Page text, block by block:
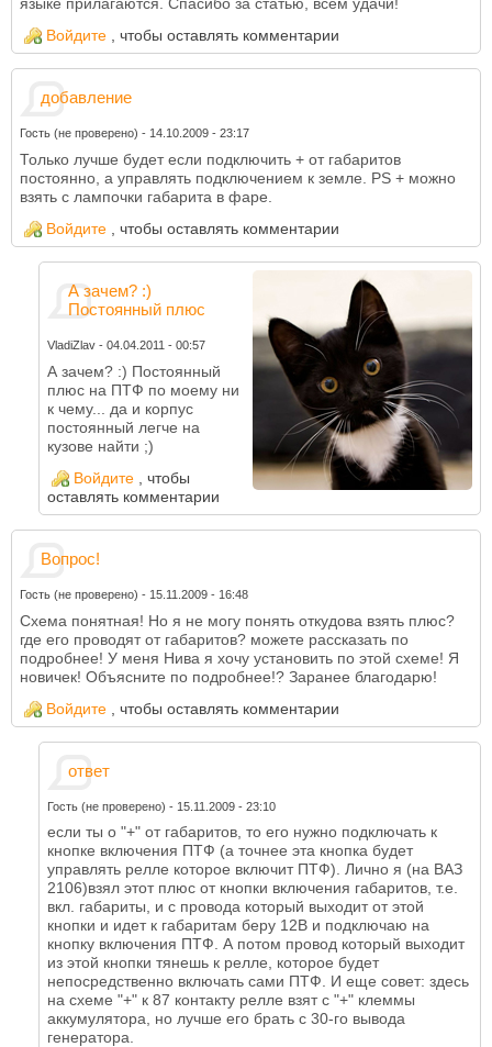
языке прилагаются. Спасибо за статью, всем удачи!
Войдите
, чтобы оставлять комментарии
добавление
Гость (не проверено) - 14.10.2009 - 23:17
Только лучше будет если подключить + от габаритов
постоянно, а управлять подключением к земле. PS + можно
взять с лампочки габарита в фаре.
Войдите
, чтобы оставлять комментарии
А зачем? :)
Постоянный плюс
VladiZlav- 04.04.2011 - 00:57
А зачем? :) Постоянный
плюс на ПТФ по моему ни
к чему... да и корпус
постоянный легче на
кузове найти ;)
Войдите
, чтобы
оставлять комментарии
Вопрос!
Гость (не проверено) - 15.11.2009 - 16:48
Схема понятная! Но я не могу понять откудова взять плюс?
где его проводят от габаритов? можете рассказать по
подробнее! У меня Нива я хочу установить по этой схеме! Я
новичек! Объясните по подробнее!? Заранее благодарю!
Войдите
, чтобы оставлять комментарии
ответ
Гость (не проверено) - 15.11.2009 - 23:10
если ты о "+" от габаритов, то его нужно подключать к
кнопке включения ПТФ (а точнее эта кнопка будет
управлять релле которое включит ПТФ). Лично я (на ВАЗ
2106)взял этот плюс от кнопки включения габаритов, т.е.
вкл. габариты, и с провода который выходит от этой
кнопки и идет к габаритам беру 12В и подключаю на
кнопку включения ПТФ. А потом провод который выходит
из этой кнопки тянешь к релле, которое будет
непосредственно включать сами ПТФ. И еще совет: здесь
на схеме "+" к 87 контакту релле взят с "+" клеммы
аккумулятора, но лучше его брать с 30-го вывода
генератора.